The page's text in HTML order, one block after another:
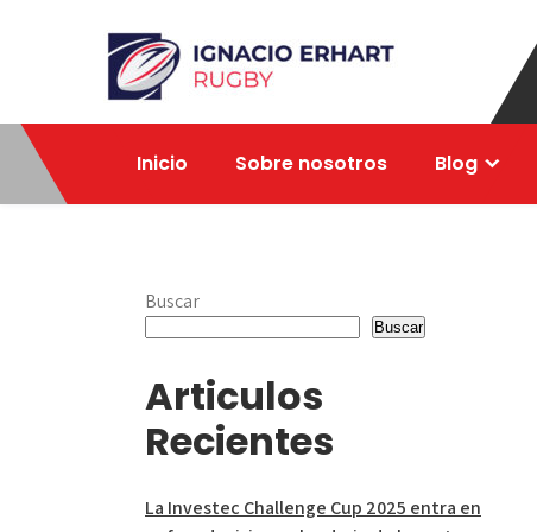
Ignacio Erhart
Rugby
Inicio Sobre nosotros Blog
Buscar
Buscar
Articulos
Recientes
La Investec Challenge Cup 2025 entra en